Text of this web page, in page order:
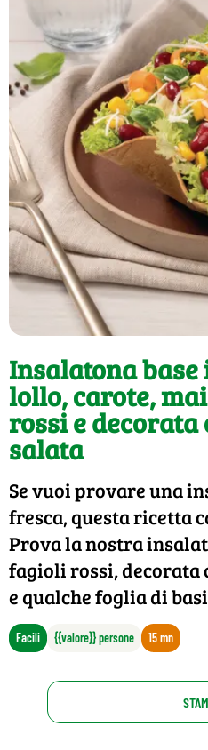
Insalatona base
lollo, carote,
rossi e
salata
Se vuoi provare una
fresca, questa ricetta
Prova la nostra
fagioli rossi, decorata
e qualche foglia di
Facili {{valore}} persone 15 mn